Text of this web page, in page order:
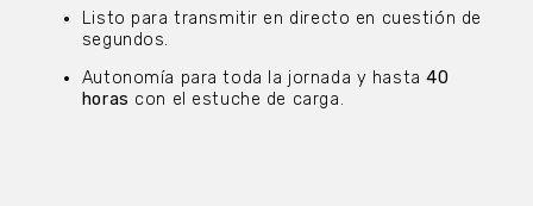
Listo para transmitir en directo en cuestión de
segundos.
Autonomía para toda la jornada y hasta40
horas con el estuche de carga.